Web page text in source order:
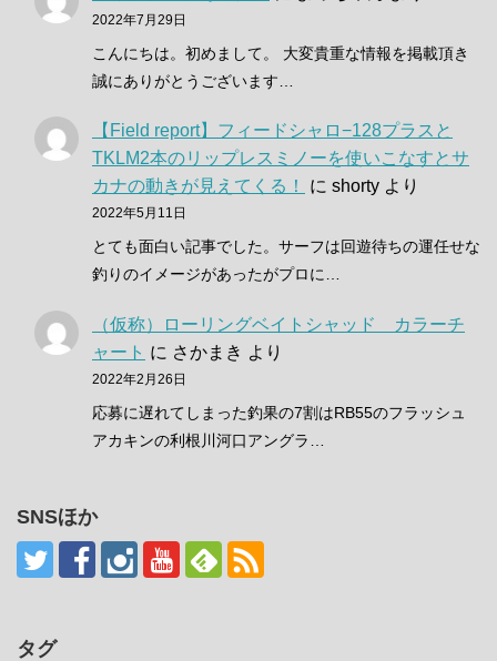
2022年7月29日
こんにちは。初めまして。 大変貴重な情報を掲載頂き
誠にありがとうございます…
【Field report】フィードシャロ−128プラスと
TKLM2本のリップレスミノーを使いこなすとサ
カナの動きが見えてくる！
に shorty より
2022年5月11日
とても面白い記事でした。サーフは回遊待ちの運任せな
釣りのイメージがあったがプロに…
（仮称）ローリングベイトシャッド カラーチ
ャート に さかまき より
2022年2月26日
応募に遅れてしまった釣果の7割はRB55のフラッシュ
アカキンの利根川河口アングラ…
SNSほか
タグ